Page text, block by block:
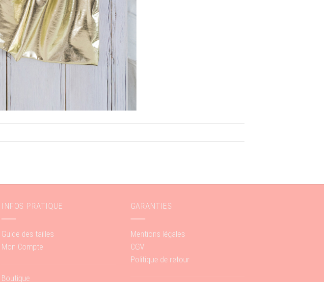
INFOS PRATIQUE
Guide des tailles
Mon Compte
Boutique
GARANTIES
Mentions légales
CGV
Politique de retour